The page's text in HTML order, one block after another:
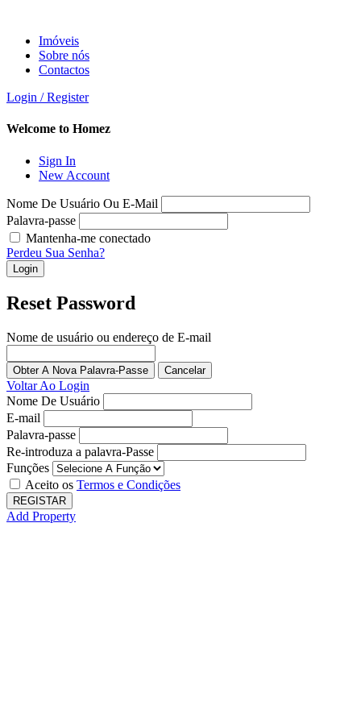
Imóveis
Sobre nós
Contactos
Login / Register
Welcome to Homez
Sign In
New Account
Nome De Usuário Ou E-Mail
Palavra-passe
Mantenha-me conectado
Perdeu Sua Senha?
Login
Reset Password
Nome de usuário ou endereço de E-mail
Obter A Nova Palavra-Passe
Voltar Ao Login
Nome De Usuário
E-mail
Palavra-passe
Re-introduza a palavra-Passe
Funções
Aceito os Termos e Condições
REGISTAR
Add Property